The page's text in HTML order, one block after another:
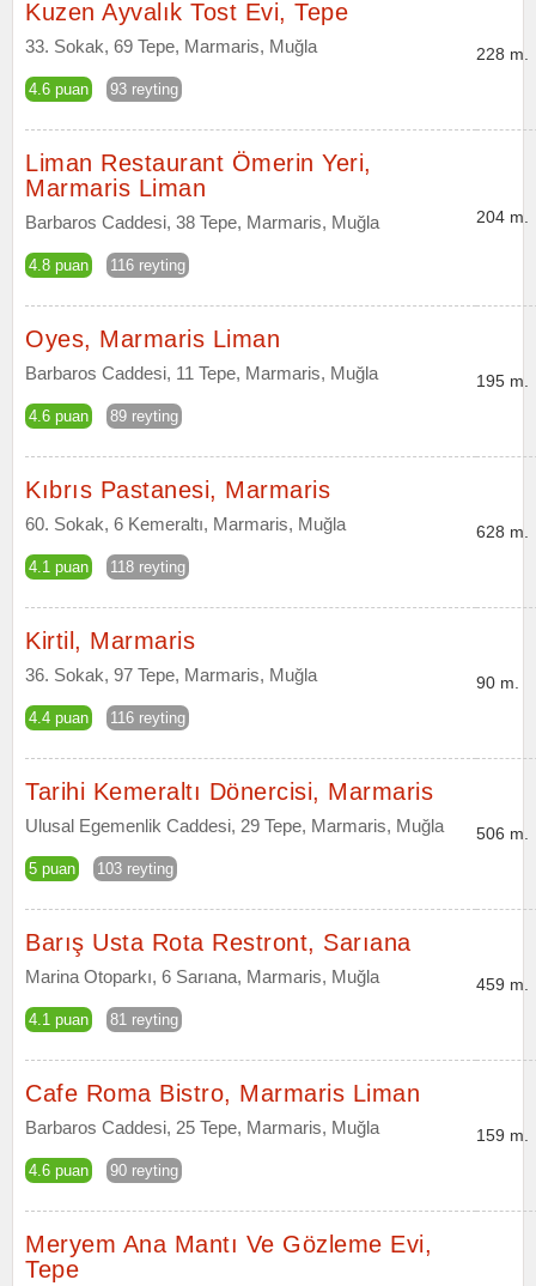
Kuzen Ayvalık Tost Evi, Tepe
33. Sokak, 69 Tepe, Marmaris, Muğla
4.6 puan 93 reyting
228 m.
Liman Restaurant Ömerin Yeri,
Marmaris Liman
Barbaros Caddesi, 38 Tepe, Marmaris, Muğla
4.8 puan 116 reyting
204 m.
Oyes, Marmaris Liman
Barbaros Caddesi, 11 Tepe, Marmaris, Muğla
4.6 puan 89 reyting
195 m.
Kıbrıs Pastanesi, Marmaris
60. Sokak, 6 Kemeraltı, Marmaris, Muğla
4.1 puan 118 reyting
628 m.
Kirtil, Marmaris
36. Sokak, 97 Tepe, Marmaris, Muğla
4.4 puan 116 reyting
90 m.
Tarihi Kemeraltı Dönercisi, Marmaris
Ulusal Egemenlik Caddesi, 29 Tepe, Marmaris, Muğla
5 puan 103 reyting
506 m.
Barış Usta Rota Restront, Sarıana
Marina Otoparkı, 6 Sarıana, Marmaris, Muğla
4.1 puan 81 reyting
459 m.
Cafe Roma Bistro, Marmaris Liman
Barbaros Caddesi, 25 Tepe, Marmaris, Muğla
4.6 puan 90 reyting
159 m.
Meryem Ana Mantı Ve Gözleme Evi,
Tepe